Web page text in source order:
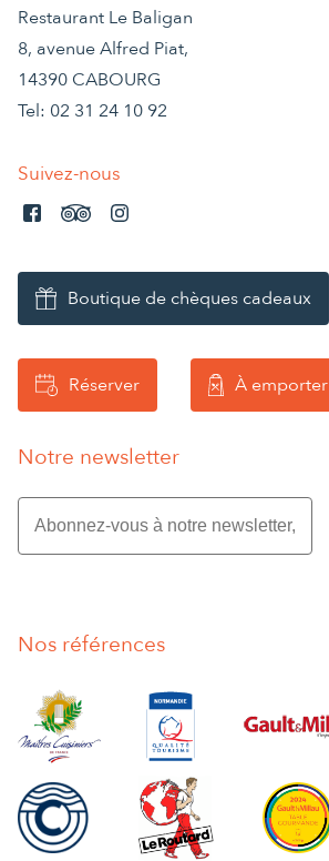
Restaurant Le Baligan
8, avenue Alfred Piat,
14390 CABOURG
Tel: 02 31 24 10 92
Suivez-nous
Boutique de chèques cadeaux
Réserver À emporter
Notre newsletter
Abonnez-
vous
à
votre
mail
Nos références